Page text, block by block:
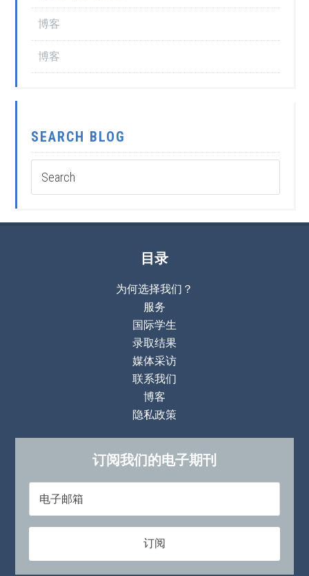
博客
博客
SEARCH BLOG
目录
为何选择我们？
服务
国际学生
录取结果
媒体采访
联系我们
博客
隐私政策
订阅我们的电子期刊